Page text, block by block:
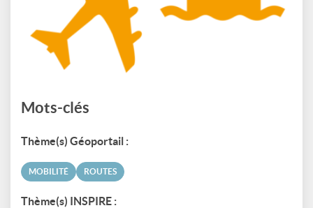
Mots-clés
Thème(s) Géoportail :
MOBILITÉ ROUTES
Thème(s) INSPIRE :